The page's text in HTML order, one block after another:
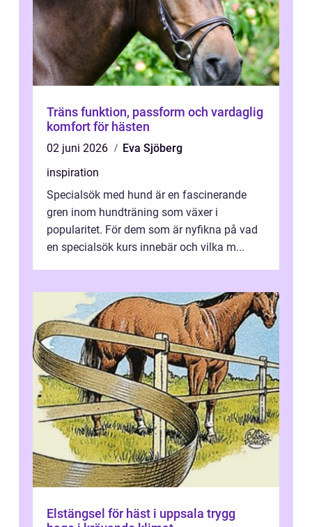
Träns funktion, passform och vardaglig
komfort för hästen
02 juni 2026
Eva Sjöberg
inspiration
Specialsök med hund är en fascinerande
gren inom hundträning som växer i
popularitet. För dem som är nyfikna på vad
en specialsök kurs innebär och vilka m...
Elstängsel för häst i uppsala trygg